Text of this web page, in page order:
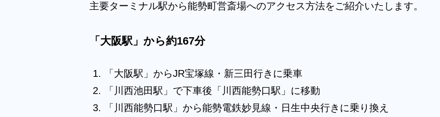
主要ターミナル駅から能勢町営斎場へのアクセス方法をご紹介いたします。
「大阪駅」から約167分
「大阪駅」からJR宝塚線・新三田行きに乗車
「川西池田駅」で下車後「川西能勢口駅」に移動
「川西能勢口駅」から能勢電鉄妙見線・日生中央行きに乗り換え